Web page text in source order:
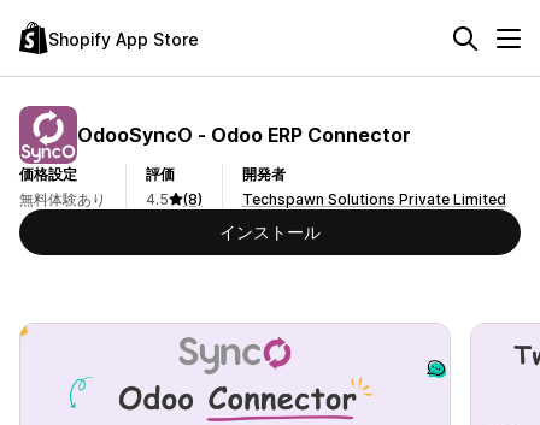
Shopify App Store
OdooSyncO ‑ Odoo ERP Connector
価格設定
無料体験あり
評価
4.5
(8)
開発者
Techspawn Solutions Private Limited
インストール